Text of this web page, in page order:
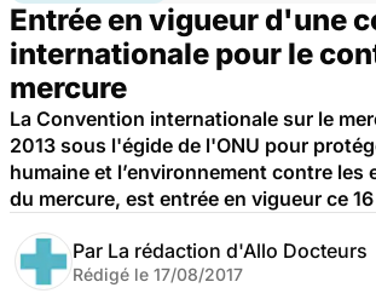
Entrée en vigueur d'une
internationale pour le
mercure
La Convention internationale sur le
2013 sous l'égide de l'ONU pour
humaine et l’environnement contre les
du mercure, est entrée en vigueur ce
Par La rédaction d'Allo Docteurs
Rédigé le 17/08/2017